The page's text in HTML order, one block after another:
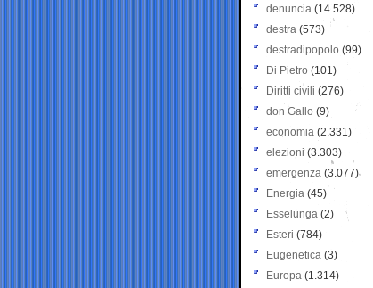
denuncia (14.528)
destra (573)
destradipopolo (99)
Di Pietro (101)
Diritti civili (276)
don Gallo (9)
economia (2.331)
elezioni (3.303)
emergenza (3.077)
Energia (45)
Esselunga (2)
Esteri (784)
Eugenetica (3)
Europa (1.314)